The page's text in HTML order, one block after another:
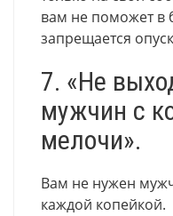
вам не поможет в
запрещается
7. «Не
мужчин с
мелочи».
Вам не нужен
каждой копейкой.